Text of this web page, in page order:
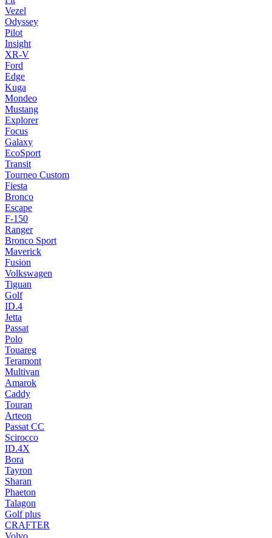
Vezel
Odyssey
Pilot
Insight
XR-V
Ford
Edge
Kuga
Mondeo
Mustang
Explorer
Focus
Galaxy
EcoSport
Transit
Tourneo Custom
Fiesta
Bronco
Escape
F-150
Ranger
Bronco Sport
Maverick
Fusion
Volkswagen
Tiguan
Golf
ID.4
Jetta
Passat
Polo
Touareg
Teramont
Multivan
Amarok
Caddy
Touran
Arteon
Passat CC
Scirocco
ID.4X
Bora
Tayron
Sharan
Phaeton
Talagon
Golf plus
CRAFTER
Volvo